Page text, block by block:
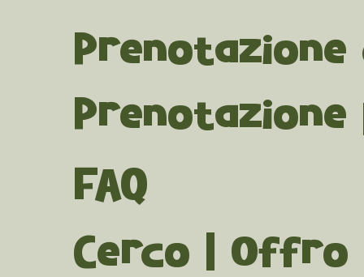
FAQ
Cerco | Offro